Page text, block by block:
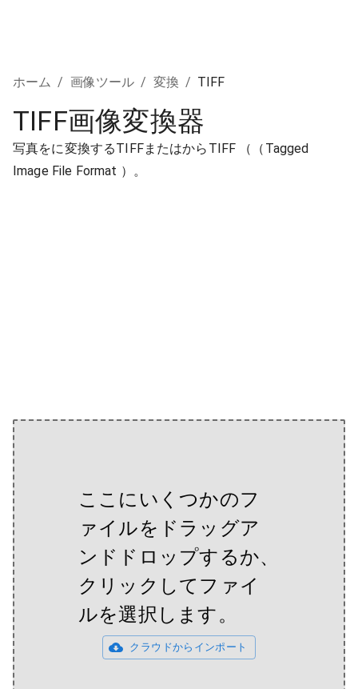
ホーム / 画像ツール / 変換 / TIFF
TIFF画像変換器
写真をに変換するTIFFまたはからTIFF （（Tagged
Image File Format ）。
ここにいくつかのフ
ァイルをドラッグア
ンドドロップするか、
クリックしてファイ
ルを選択します。
クラウドからインポート